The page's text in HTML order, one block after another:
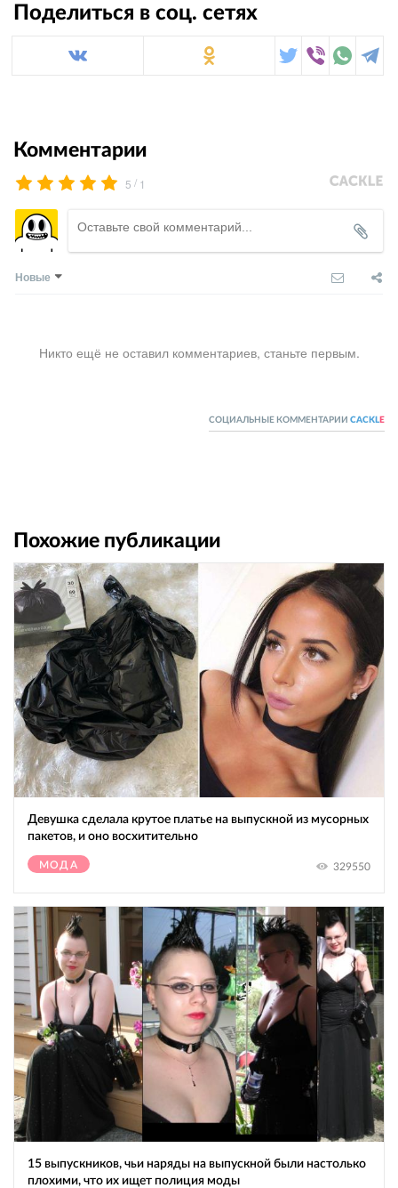
Поделиться в соц. сетях
Комментарии
5 / 1
Новые
Никто ещё не оставил комментариев, станьте первым.
СОЦИАЛЬНЫЕ КОММЕНТАРИИ CACKL E
Похожие публикации
Девушка сделала крутое платье на выпускной из мусорных
пакетов, и оно восхитительно
МОДА 329550
15 выпускников, чьи наряды на выпускной были настолько
плохими, что их ищет полиция моды